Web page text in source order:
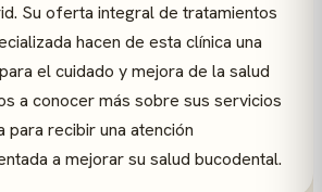
Su oferta integral de tratamientos
hacen de esta clínica una
el cuidado y mejora de la salud
a conocer más sobre sus servicios
para recibir una atención
a mejorar su salud bucodental.